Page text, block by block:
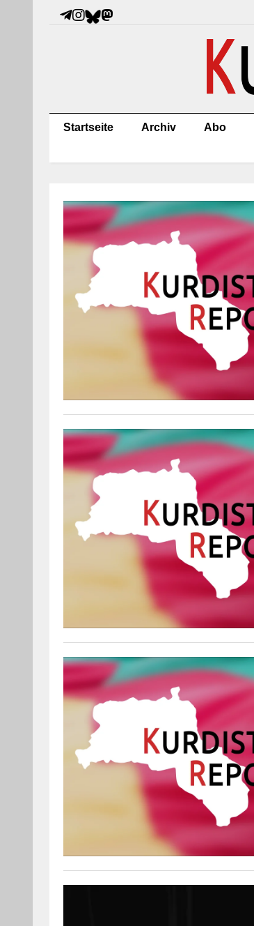
Startseite Archiv Abo